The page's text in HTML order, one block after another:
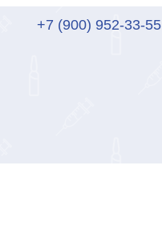
+7 (900) 952-33-55